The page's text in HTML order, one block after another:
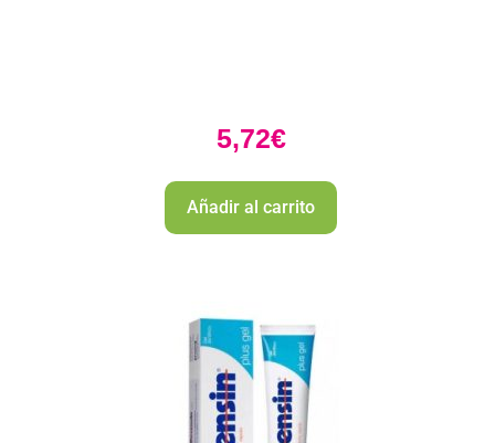
5,72€
Añadir al carrito